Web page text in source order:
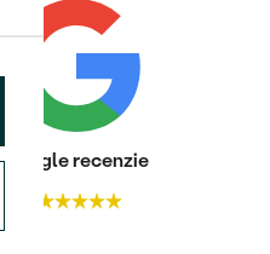
Google recenzie